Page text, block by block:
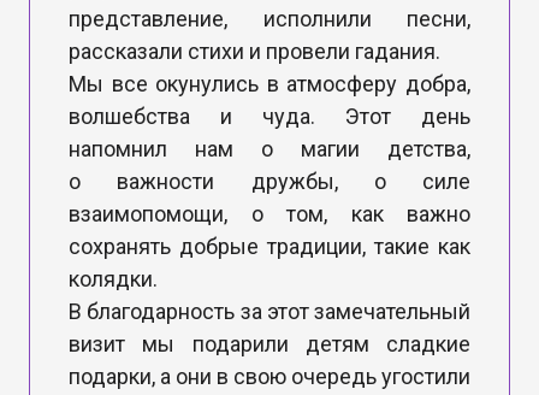
представление, исполнили песни,
рассказали стихи и провели гадания.
Мы все окунулись в атмосферу добра,
волшебства и чуда. Этот день
напомнил нам о магии детства,
о важности дружбы, о силе
взаимопомощи, о том, как важно
сохранять добрые традиции, такие как
колядки.
В благодарность за этот замечательный
визит мы подарили детям сладкие
подарки, а они в свою очередь угостили